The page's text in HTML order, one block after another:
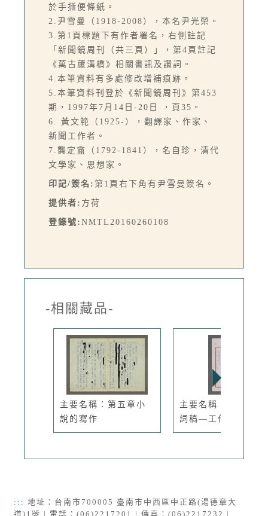
於手撕便條紙。
2.尹雪曼（1918-2008），本名尹光榮。
3.第1頁標題下有作者署名，右側註記
「新聞鏡周刊（共三頁）」，第4頁註記
《萬古蘆溝橋》相關書訊及讚詞。
4.本筆資料有多處修改增補痕跡。
5.本筆資料刊登於《新聞鏡周刊》第453
期，1997年7月14日-20日 ，頁35。
6. 黃文範（1925-），翻譯家、作家、
新聞工作者。
7.龔定盦（1792-1841），名自珍，清代
文學家、思想家。
印記/簽名: 第1頁右下角有尹雪曼簽名。
提供者: 方荷
登錄號: NMTL20160260108
-相關藏品-
主要名稱：第五章小
說的寫作
主要名稱：尹雪曼致
詞稿—工作...
::: 地址：台南市700005 臺南市中西區中正路(湯德章大
道)1號 | 電話：(06)2217201 | 傳真：(06)2217232 |